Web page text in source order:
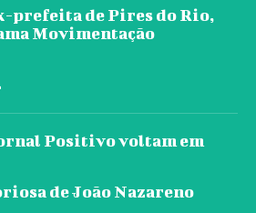
prefeita de Pires do Rio,
Movimentação
Positivo voltam em
de João Nazareno